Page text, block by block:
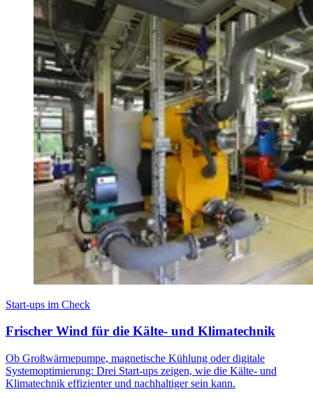
Start-ups im Check
Frischer Wind für die Kälte- und Klimatechnik
Ob Großwärmepumpe, magnetische Kühlung oder digitale
Systemoptimierung: Drei Start-ups zeigen, wie die Kälte- und
Klimatechnik effizienter und nachhaltiger sein kann.